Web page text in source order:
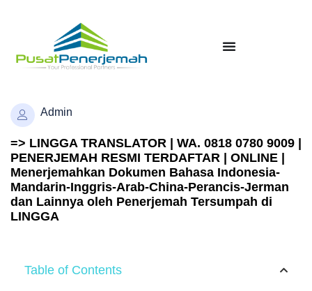
Admin
=> LINGGA TRANSLATOR | WA. 0818 0780 9009 |
PENERJEMAH RESMI TERDAFTAR | ONLINE |
Menerjemahkan Dokumen Bahasa Indonesia-
Mandarin-Inggris-Arab-China-Perancis-Jerman
dan Lainnya oleh Penerjemah Tersumpah di
LINGGA
Table of Contents